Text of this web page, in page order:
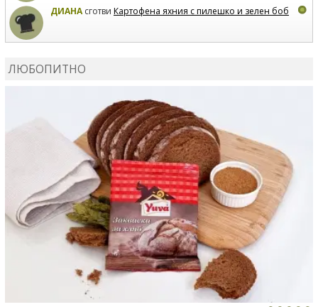
ДИАНАсготви Картофена яхния с пилешко и зелен боб
ЛЮБОПИТНО